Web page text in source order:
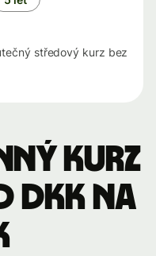
středový kurz bez
kurz
DKK na